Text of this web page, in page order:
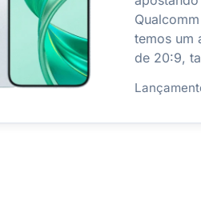
temos um
de 20:9,